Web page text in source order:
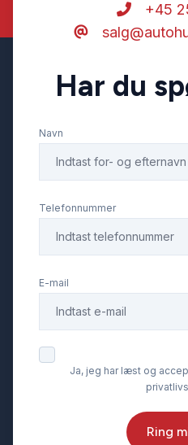
+45
Har du
Navn
Telefonnummer
E-mail
Ja, jeg har læst og
Ring